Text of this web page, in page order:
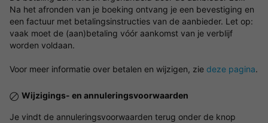
Na het afronden van je boeking ontvang je een bevestiging en
een factuur met betalingsinstructies van de aanbieder. Let op:
vaak moet de (aan)betaling vóór aankomst van je verblijf
worden voldaan.
Voor meer informatie over betalen en wijzigen, zie deze pagina.
Wijzigings- en annuleringsvoorwaarden
Je vindt de annuleringsvoorwaarden terug onder de knop